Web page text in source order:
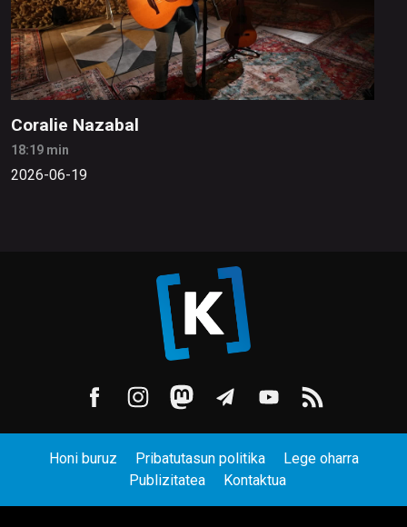
Coralie Nazabal
18:19 min
2026-06-19
Honi buruz Pribatutasun politika
Lege oharra
Publizitatea
Kontaktua